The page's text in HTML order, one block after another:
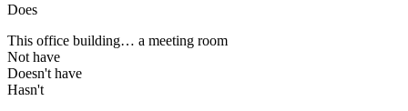
Does
This office building… a meeting room
Not have
Doesn't have
Hasn't